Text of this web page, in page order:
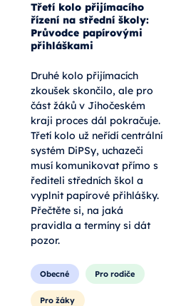
Třetí kolo přijímacího
řízení na střední školy:
Průvodce papírovými
přihláškami
Druhé kolo přijímacích
zkoušek skončilo, ale pro
část žáků v Jihočeském
kraji proces dál pokračuje.
Třetí kolo už neřídí centrální
systém DiPSy, uchazeči
musí komunikovat přímo s
řediteli středních škol a
vyplnit papírové přihlášky.
Přečtěte si, na jaká
pravidla a termíny si dát
pozor.
Obecné Pro rodiče
Pro žáky